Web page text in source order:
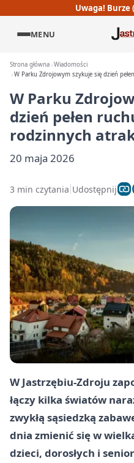
Uwaga! Burze
MENU
Strona główna Wiadomości
W Parku Zdrojowym szykuje się dzień
W Parku
dzień pełen
rodzinnych
20 maja 2026
3 min czytania Udostępnij
W Jastrzębiu-Zdroju
łączy kilka światów
zwykłą sąsiedzką
dnia zmienić się w
dzieci, dorosłych i